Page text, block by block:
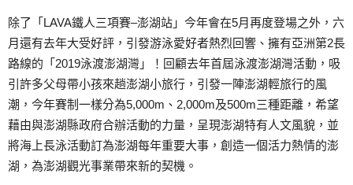
除了「LAVA鐵人三項賽–澎湖站」今年會在5月再度登場之外，六
月還有去年大受好評，引發游泳愛好者熱烈回響、擁有亞洲第2長
路線的「2019泳渡澎湖灣」！回顧去年首屆泳渡澎湖灣活動，吸
引許多父母帶小孩來趟澎湖小旅行，引發一陣澎湖輕旅行的風
潮，今年賽制一樣分為5,000m、2,000m及500m三種距離，希望
藉由與澎湖縣政府合辦活動的力量，呈現澎湖特有人文風貌，並
將海上長泳活動訂為澎湖每年重要大事，創造一個活力熱情的澎
湖，為澎湖觀光事業帶來新的契機。